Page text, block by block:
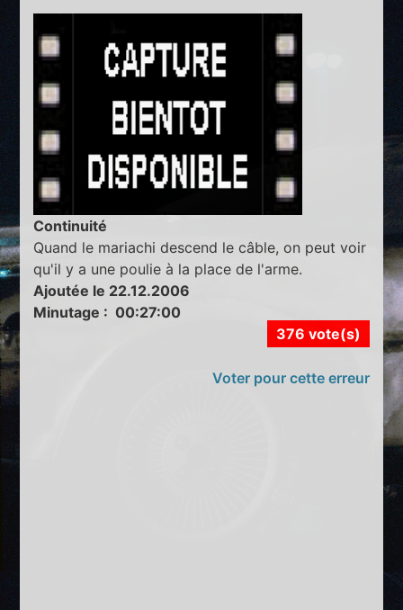
Continuité
Quand le mariachi descend le câble, on peut voir
qu'il y a une poulie à la place de l'arme.
Ajoutée le 22.12.2006
Minutage : 00:27:00
376 vote(s)
Voter pour cette erreur